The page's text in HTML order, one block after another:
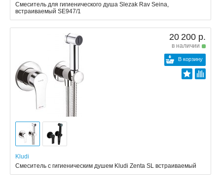
Смеситель для гигиенического душа Slezak Rav Seina,
встраиваемый SE947/1
20 200 р.
в наличии
В корзину
Kludi
Смеситель с гигиеническим душем Kludi Zenta SL встраиваемый